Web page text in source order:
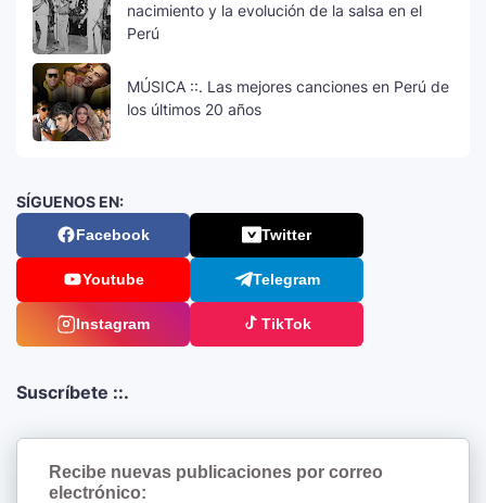
nacimiento y la evolución de la salsa en el
Perú
MÚSICA ::. Las mejores canciones en Perú de
los últimos 20 años
SÍGUENOS EN:
Facebook Twitter
Youtube Telegram
Instagram TikTok
Suscríbete ::.
Recibe nuevas publicaciones por correo
electrónico: